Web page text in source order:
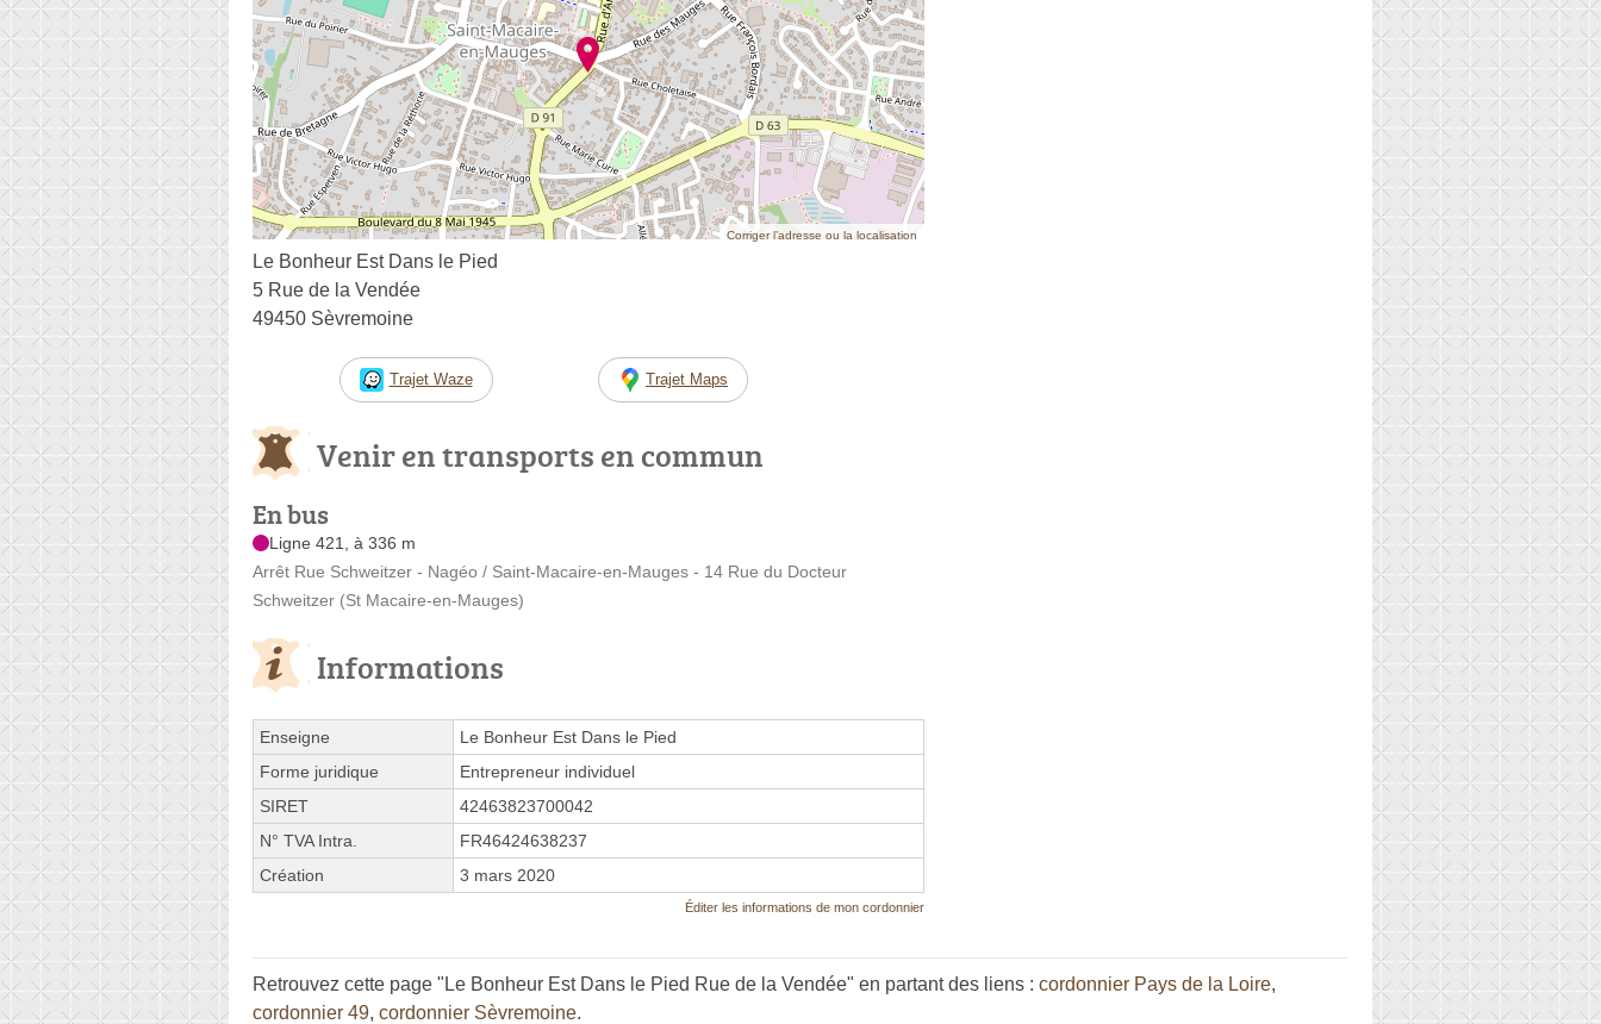
Corriger l’adresse ou la localisation
Le Bonheur Est Dans le Pied
5 Rue de la Vendée
49450 Sèvremoine
Trajet Waze Trajet Maps
Venir en transports en commun
En bus
Ligne 421, à 336 m
Arrêt Rue Schweitzer - Nagéo / Saint-Macaire-en-Mauges - 14 Rue du Docteur
Schweitzer (St Macaire-en-Mauges)
Informations
Enseigne
Le Bonheur Est Dans le Pied
Forme juridique
Entrepreneur individuel
SIRET
42463823700042
N° TVA Intra.
FR46424638237
Création
3 mars 2020
Éditer les informations de mon cordonnier
Retrouvez cette page "Le Bonheur Est Dans le Pied Rue de la Vendée" en partant des liens : cordonnier Pays de la Loire,
cordonnier 49, cordonnier Sèvremoine.